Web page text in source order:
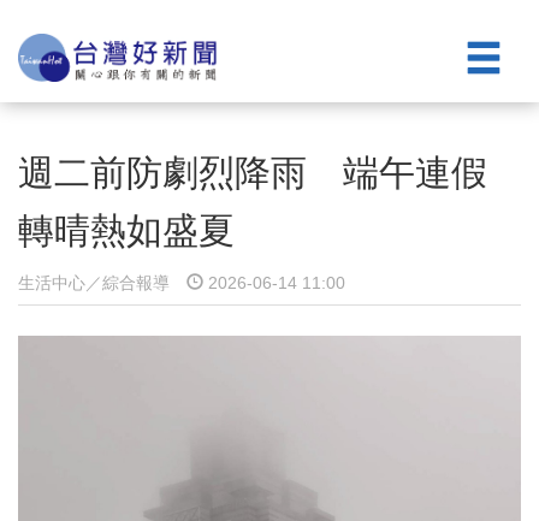
週二前防劇烈降雨 端午連假
轉晴熱如盛夏
生活中心／綜合報導 2026-06-14 11:00